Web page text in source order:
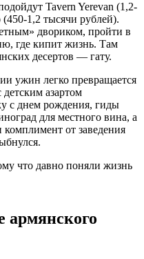
Tavern Yerevan (1,2-
1,2 тысячи рублей).
двориком, пройти в
где кипит жизнь. Там
десертов — гату.
ужин легко превращается
азартом
с днем рождения, гиды
для местного вина, а
комплимент от заведения
что давно поняли жизнь
армянского